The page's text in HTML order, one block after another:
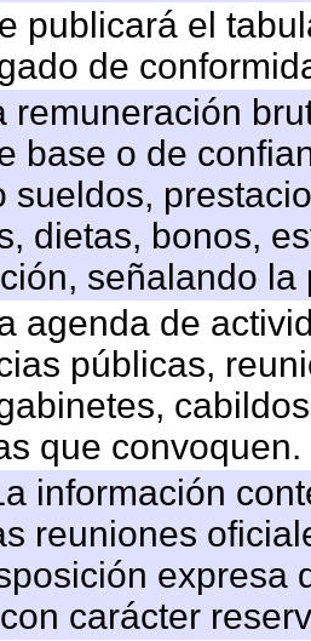
publicará el
de
remuneración
base o de
sueldos,
dietas, bonos,
señalando
agenda de
públicas,
que convoquen.
información
reuniones
expresa
carácter